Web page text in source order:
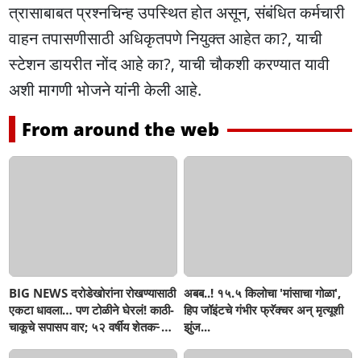
त्रासाबाबत प्रश्नचिन्ह उपस्थित होत असून, संबंधित कर्मचारी
वाहन तपासणीसाठी अधिकृतपणे नियुक्त आहेत का?, याची
स्टेशन डायरीत नोंद आहे का?, याची चौकशी करण्यात यावी
अशी मागणी भोजने यांनी केली आहे.
From around the web
BIG NEWS दरोडेखोरांना रोखण्यासाठी
एकटा धावला… पण टोळीने घेरलं! काठी-
चाकूचे सपासप वार; ५२ वर्षीय शेतकऱ्याचा
अबब..! १५.५ किलोचा 'मांसाचा गोळा',
हिप जॉइंटचे गंभीर फ्रॅक्चर अन् मृत्यूशी
झुंज...